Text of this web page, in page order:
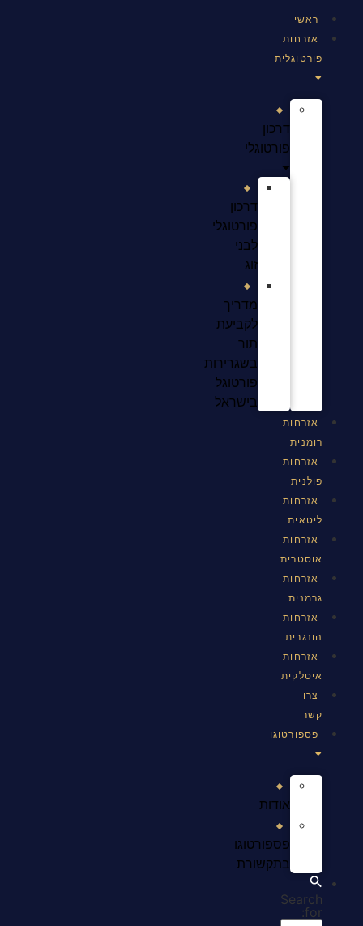
ראשי
אזרחות
פורטוגלית
דרכון
פורטוגלי
דרכון
פורטוגלי
לבני
זוג
מדריך
לקביעת
תור
בשגרירות
פורטוגל
בישראל
אזרחות
רומנית
אזרחות
פולנית
אזרחות
ליטאית
אזרחות
אוסטרית
אזרחות
גרמנית
אזרחות
הונגרית
אזרחות
איטלקית
צרו
קשר
פספורטוגו
אודות
פספורטוגו
בתקשורת
Search
for: